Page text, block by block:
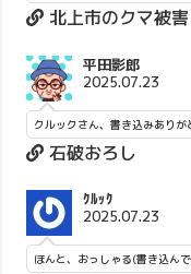
北上市のクマ被害
平田影郎
2025.07.23
クルックさん、書き込みあり
石破おろし
ｸﾙｯｸ
2025.07.23
ほんと、おっしゃる(書き込ん